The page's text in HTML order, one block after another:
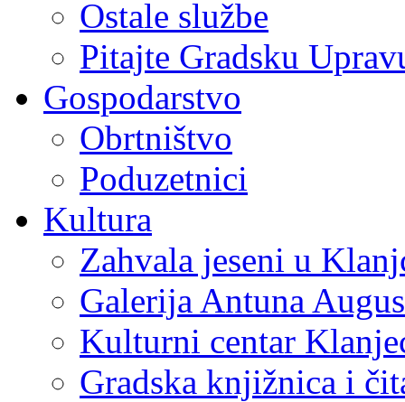
Ostale službe
Pitajte Gradsku
Gospodarstvo
Obrtništvo
Poduzetnici
Kultura
Zahvala jeseni u
Galerija Antuna
Kulturni centar
Gradska knjižnica i